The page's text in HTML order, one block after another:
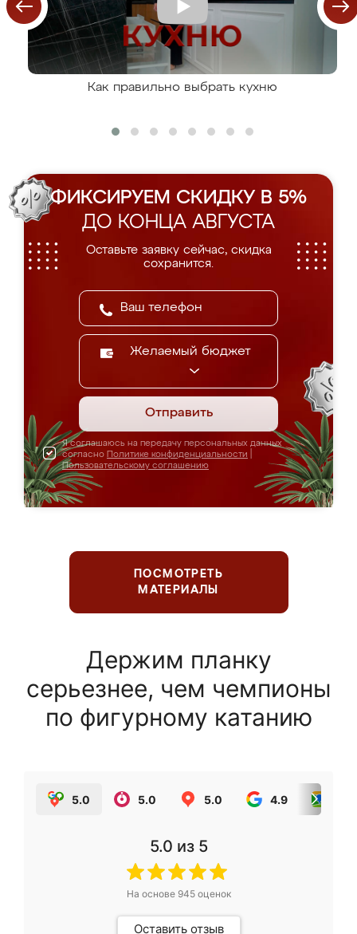
Как правильно выбрать кухню
ФИКСИРУЕМ СКИДКУ В 5%
ДО КОНЦА АВГУСТА
Оставьте заявку сейчас, скидка
сохранится.
Желаемый бюджет
Отправить
Я соглашаюсь на передачу персональных данных
согласно Политике конфиденциальности
Пользовательскому соглашению
ПОСМОТРЕТЬ
МАТЕРИАЛЫ
Держим планку
серьезнее, чем чемпионы
по фигурному катанию
5.0 5.0 5.0 4.9
5.0 из 5
На основе 945оценок
Оставить отзыв